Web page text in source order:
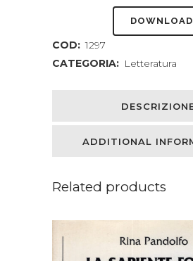
senza
Monferrato.
una
COD: 1297
CATEGORIA: Letteratura
ADDITIONAL
Related products